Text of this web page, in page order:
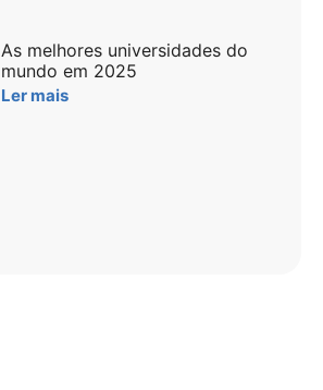
As melhores universidades do
mundo em 2025
Ler mais